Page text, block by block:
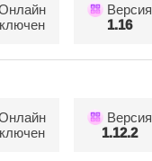
Версия
1.16
Версия
1.12.2